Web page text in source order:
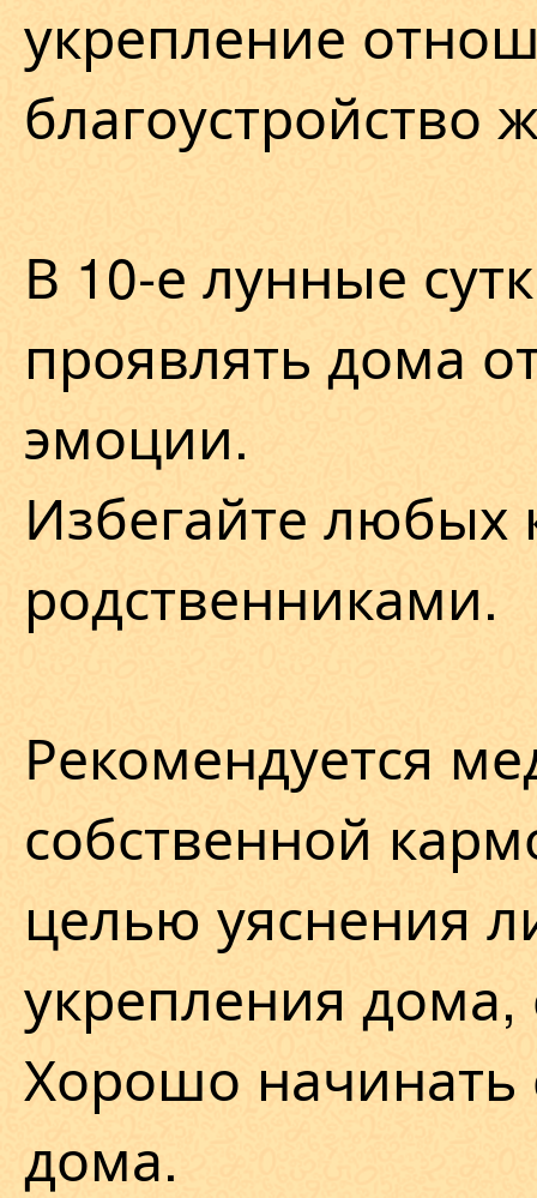
укрепление
благоустройство
В 10-е лунные
проявлять дома
эмоции.
Избегайте любых
родственниками.
Рекомендуется
собственной
целью уяснения
укрепления
Хорошо начинать
дома.